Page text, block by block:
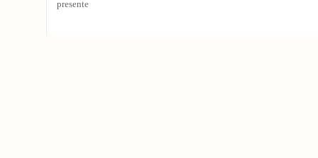
presente